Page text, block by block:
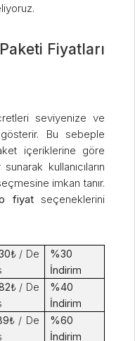
Fiyatları
seviyenize ve
Bu sebeple
içeriklerine göre
kullanıcıların
imkan tanır.
fiyatseçeneklerini
₺ / De
%30
İndirim
₺ / De
%40
İndirim
₺ / De
%60
İndirim